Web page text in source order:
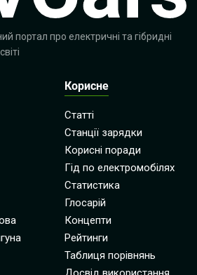
портал про електричні та гібридні
Корисне
Статті
Станції зарядки
Корисні поради
Гід по електромобілях
Статистика
Глосарій
Концепти
Рейтинги
Таблиця порівнянь